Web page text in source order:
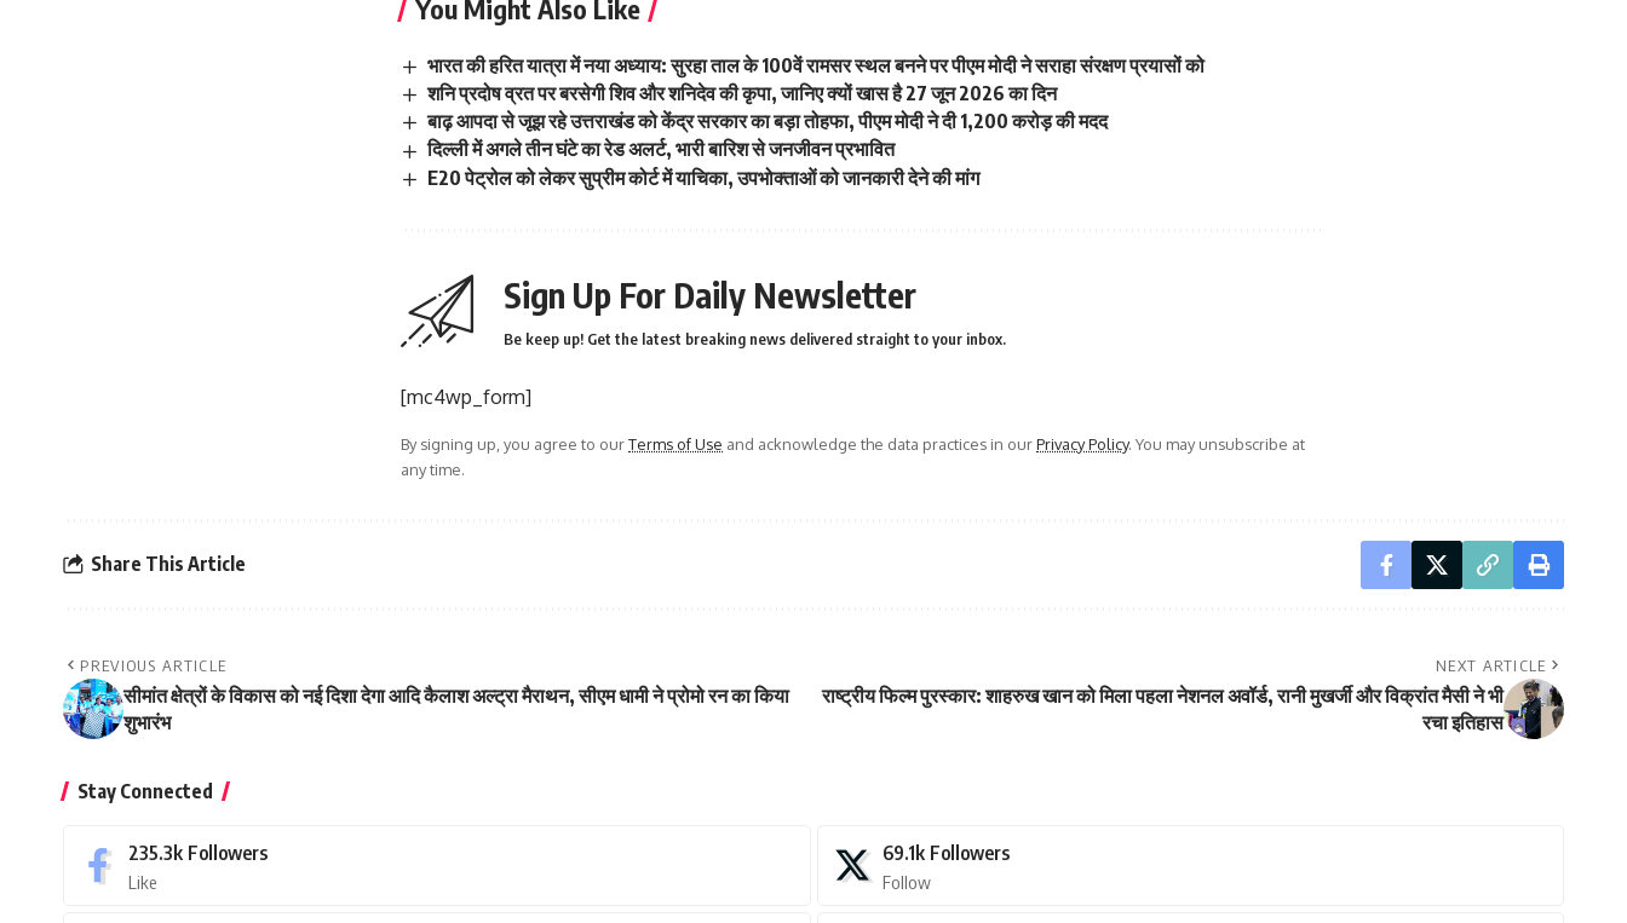
You Might Also Like
भारत की हरित यात्रा में नया अध्याय: सुरहा ताल के 100वें रामसर स्थल बनने पर पीएम मोदी ने सराहा संरक्षण प्रयासों को
शनि प्रदोष व्रत पर बरसेगी शिव और शनिदेव की कृपा, जानिए क्यों खास है 27 जून 2026 का दिन
बाढ़ आपदा से जूझ रहे उत्तराखंड को केंद्र सरकार का बड़ा तोहफा, पीएम मोदी ने दी 1,200 करोड़ की मदद
दिल्ली में अगले तीन घंटे का रेड अलर्ट, भारी बारिश से जनजीवन प्रभावित
E20 पेट्रोल को लेकर सुप्रीम कोर्ट में याचिका, उपभोक्ताओं को जानकारी देने की मांग
Sign Up For Daily Newsletter
Be keep up! Get the latest breaking news delivered straight to your inbox.
[mc4wp_form]
By signing up, you agree to ourTerms of Use and acknowledge the data practices in ourPrivacy Policy. You may unsubscribe at
any time.
Share This Article
PREVIOUS ARTICLE
सीमांत क्षेत्रों के विकास को नई दिशा देगा आदि कैलाश अल्ट्रा मैराथन, सीएम धामी ने प्रोमो रन का किया
शुभारंभ
NEXT ARTICLE
राष्ट्रीय फिल्म पुरस्कार: शाहरुख खान को मिला पहला नेशनल अवॉर्ड, रानी मुखर्जी और विक्रांत मैसी ने भी
रचा इतिहास
Stay Connected
235.3k Followers
Like
69.1k Followers
Follow